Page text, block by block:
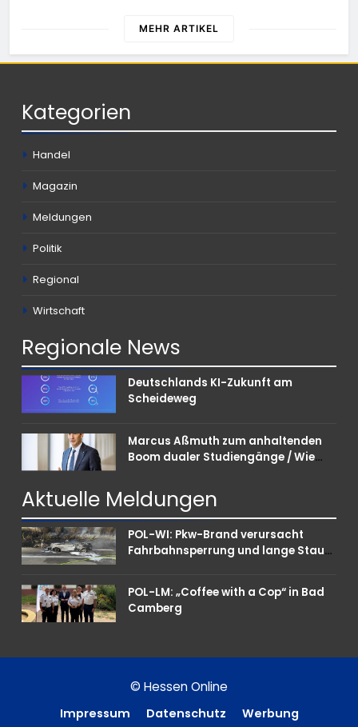
MEHR ARTIKEL
Kategorien
Handel
Magazin
Meldungen
Politik
Regional
Wirtschaft
Regionale News
Deutschlands KI-Zukunft am
Scheideweg
Marcus Aßmuth zum anhaltenden
Boom dualer Studiengänge / Wie
punkten können
Aktuelle Meldungen
POL-WI: Pkw-Brand verursacht
Fahrbahnsperrung und lange Staus
POL-LM: „Coffee with a Cop“ in Bad
Camberg
© Hessen Online
Impressum Datenschutz Werbung